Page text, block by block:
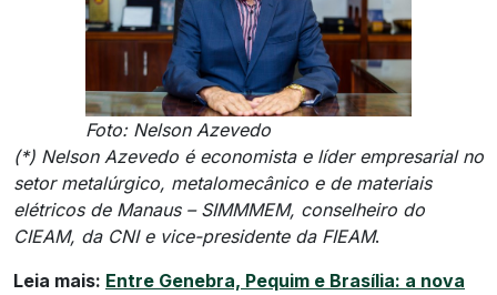
Foto: Nelson Azevedo
(*) Nelson Azevedo é economista e líder empresarial no
setor metalúrgico, metalomecânico e de materiais
elétricos de Manaus – SIMMMEM, conselheiro do
CIEAM, da CNI e vice-presidente da FIEAM.
Leia mais: Entre Genebra, Pequim e Brasília: a nova